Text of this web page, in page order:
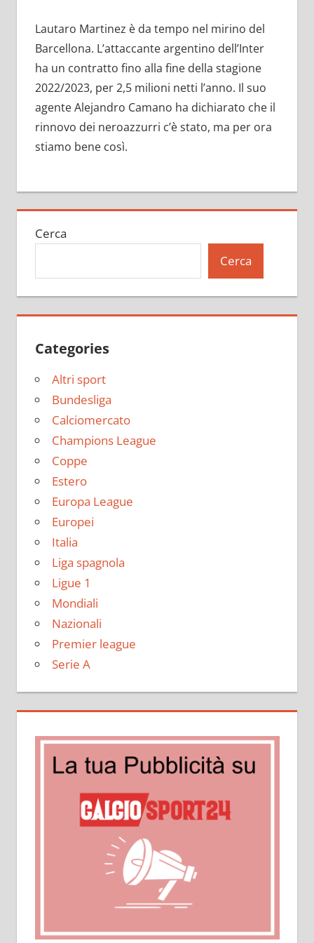
Lautaro Martinez è da tempo nel mirino del
Barcellona. L’attaccante argentino dell’Inter
ha un contratto fino alla fine della stagione
2022/2023, per 2,5 milioni netti l’anno. Il suo
agente Alejandro Camano ha dichiarato che il
rinnovo dei neroazzurri c’è stato, ma per ora
stiamo bene così.
Cerca
Cerca
Categories
Altri sport
Bundesliga
Calciomercato
Champions League
Coppe
Estero
Europa League
Europei
Italia
Liga spagnola
Ligue 1
Mondiali
Nazionali
Premier league
Serie A